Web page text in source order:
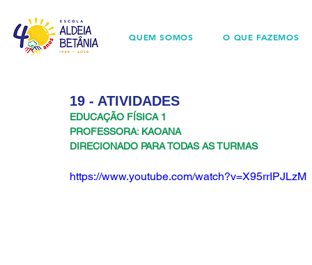
QUEM SOMOS O QUE FAZEMOS
19 - ATIVIDADES
EDUCAÇÃO FÍSICA 1
PROFESSORA: KAOANA
DIRECIONADO PARA TODAS AS TURMAS
https://www.youtube.com/watch?v=X95rrIPJLzM